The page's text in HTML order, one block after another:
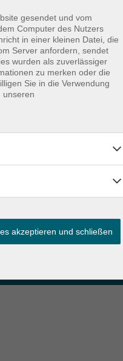
gesendet und vom
Computer des Nutzers
in einer kleinen Datei, die
Server anfordern, sendet
wurden als zuverlässiger
zu merken oder die
Sie in die Verwendung
unseren
akzeptieren und schließen